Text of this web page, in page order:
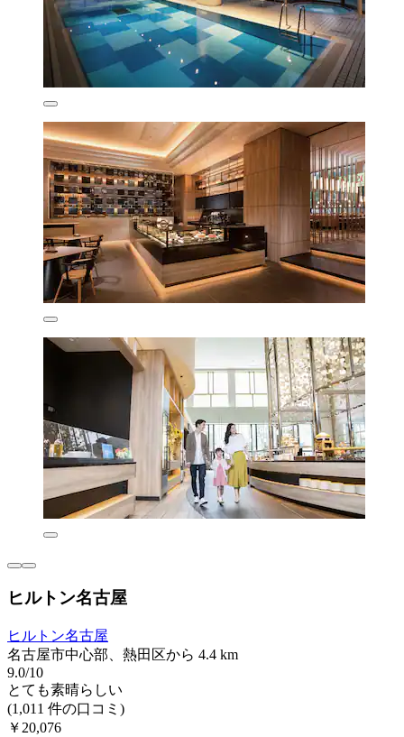
ヒルトン名古屋
ヒルトン名古屋
名古屋市中心部、熱田区から 4.4 km
9.0/10
とても素晴らしい
(1,011 件の口コミ)
￥20,076